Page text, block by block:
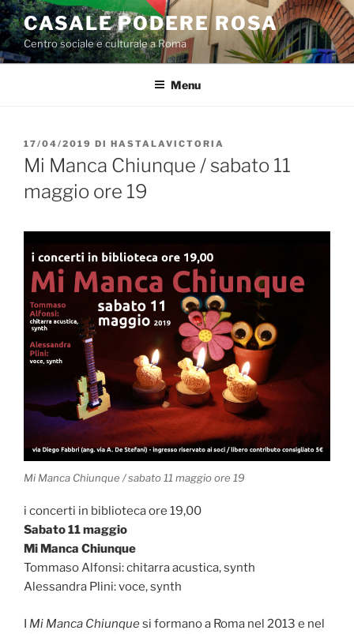
Salta
al
contenuto
CASALE PODERE ROSA
Centro sociale e culturale a Roma
Menu
PUBBLICATO
IL
17/04/2019 DI HASTALAVICTORIA
Mi Manca Chiunque / sabato 11
maggio ore 19
Mi Manca Chiunque / sabato 11 maggio ore 19
i concerti in biblioteca ore 19,00
Sabato 11 maggio
Mi Manca Chiunque
Tommaso Alfonsi: chitarra acustica, synth
Alessandra Plini: voce, synth
I Mi Manca Chiunquesi formano a Roma nel 2013 e nel